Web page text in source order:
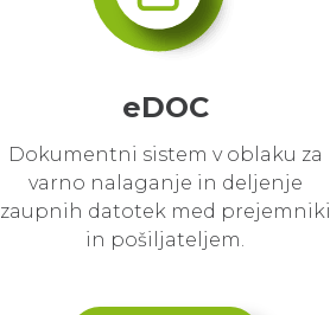
eDOC
Dokumentni sistem v oblaku za
varno nalaganje in deljenje
zaupnih datotek med prejemniki
in pošiljateljem.